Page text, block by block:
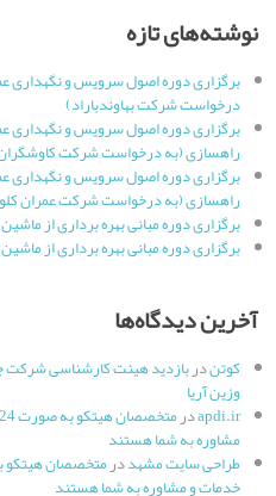
نوشته‌های تازه
برگزاری دوره اصول سرویس و نگهداری
درخواست شرکت بهاوندباراد)
برگزاری دوره اصول سرویس و نگهداری
راهسازی (به درخواست شرکت
برگزاری دوره اصول سرویس و نگهداری
راهسازی (به درخواست شرکت عمران
برگزاری دوره مبانی بهره برداری از
برگزاری دوره مبانی بهره برداری از
آخرین دیدگاه‌ها
کوتندربازدید هیئت کارشناسی شرکت
وزین آریا
apdi.irدر
مشاوره به شما هستند
طراحی سایت مشهددر
خدمات و مشاوره به شما هستند